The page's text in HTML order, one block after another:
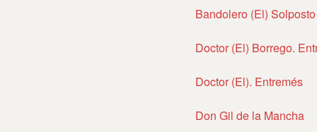
Bandolero (El) Solposto
Doctor (El) Borrego.
Doctor (El). Entremés
Don Gil de la Mancha